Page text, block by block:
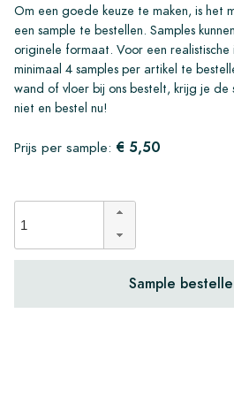
Om een goede keuze te maken, is het
een sample te bestellen. Samples
originele formaat. Voor een
minimaal 4 samples per artikel te
wand of vloer bij ons bestelt, krijg je de
niet en bestel nu!
Prijs per sample: € 5,50
Sample